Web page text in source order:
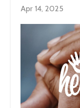
Apr 14, 2025